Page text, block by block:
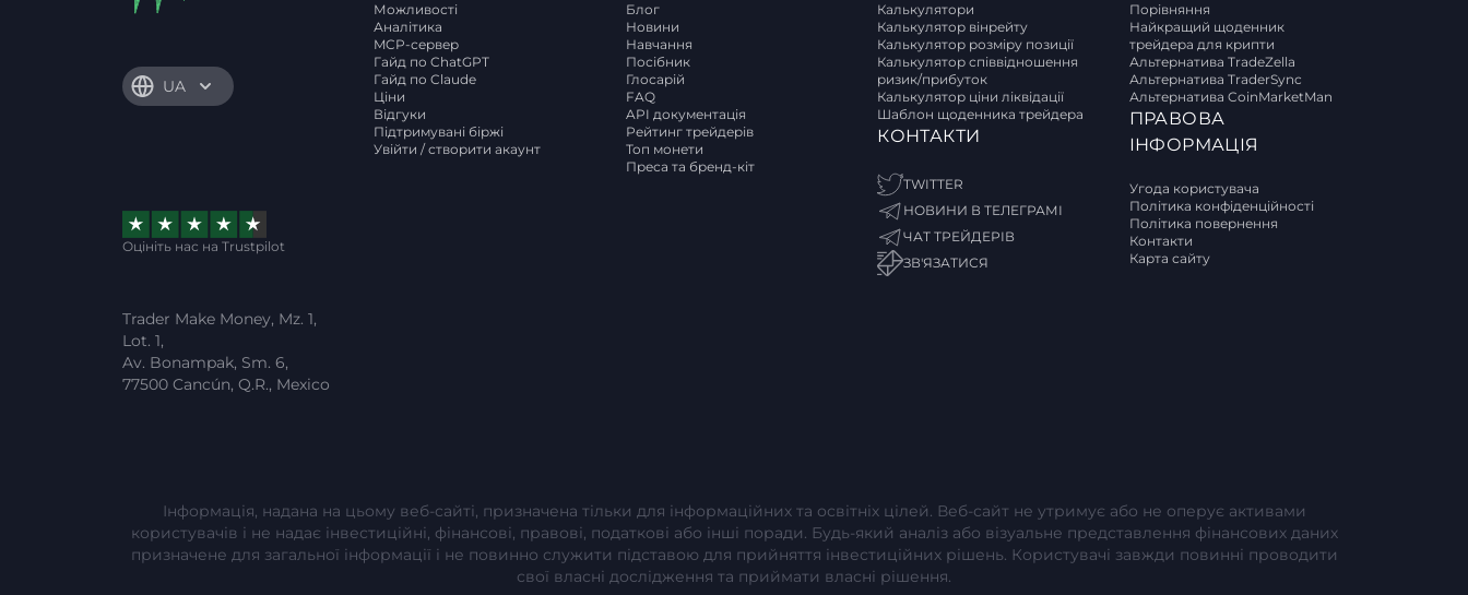
UA
Оцініть нас на Trustpilot
Trader Make Money, Mz. 1,
Lot. 1,
Av. Bonampak, Sm. 6,
77500 Cancún, Q.R., Mexico
Можливості
Аналітика
MCP-сервер
Гайд по ChatGPT
Гайд по Claude
Ціни
Відгуки
Підтримувані біржі
Увійти / створити акаунт
Блог
Новини
Навчання
Посібник
Глосарій
FAQ
API документація
Рейтинг трейдерів
Топ монети
Преса та бренд-кіт
Калькулятори
Калькулятор вінрейту
Калькулятор розміру позиції
Калькулятор співвідношення
ризик/прибуток
Калькулятор ціни ліквідації
Шаблон щоденника трейдера
КОНТАКТИ
TWITTER
НОВИНИ В ТЕЛЕГРАМІ
ЧАТ ТРЕЙДЕРІВ
ЗВ'ЯЗАТИСЯ
Порівняння
Найкращий щоденник
трейдера для крипти
Альтернатива TradeZella
Альтернатива TraderSync
Альтернатива CoinMarketMan
ПРАВОВА
ІНФОРМАЦІЯ
Угода користувача
Політика конфіденційності
Політика повернення
Контакти
Карта сайту
Інформація, надана на цьому веб-сайті, призначена тільки для інформаційних та освітніх цілей. Веб-сайт не утримує або не оперує активами
користувачів і не надає інвестиційні, фінансові, правові, податкові або інші поради. Будь-який аналіз або візуальне представлення фінансових даних
призначене для загальної інформації і не повинно служити підставою для прийняття інвестиційних рішень. Користувачі завжди повинні проводити
свої власні дослідження та приймати власні рішення.